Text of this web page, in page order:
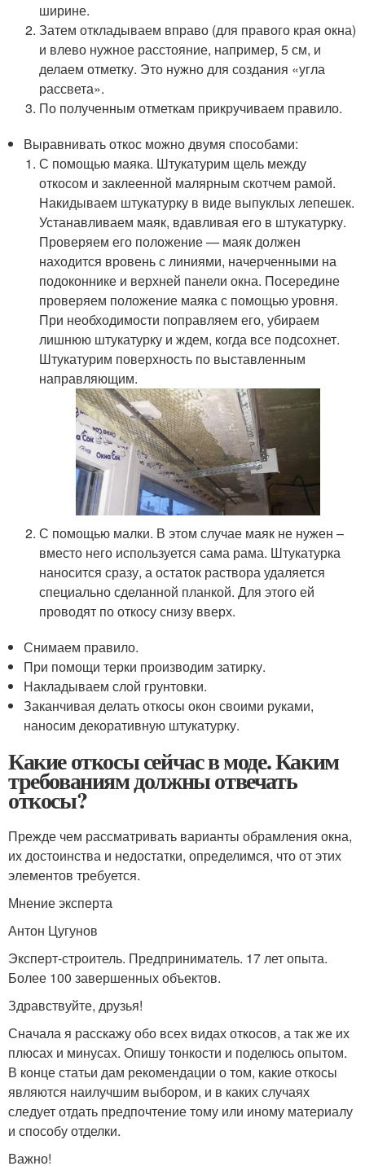
ширине.
Затем откладываем вправо (для правого края окна)
и влево нужное расстояние, например, 5 см, и
делаем отметку. Это нужно для создания «угла
рассвета».
По полученным отметкам прикручиваем правило.
Выравнивать откос можно двумя способами:
С помощью маяка. Штукатурим щель между
откосом и заклеенной малярным скотчем рамой.
Накидываем штукатурку в виде выпуклых лепешек.
Устанавливаем маяк, вдавливая его в штукатурку.
Проверяем его положение — маяк должен
находится вровень с линиями, начерченными на
подоконнике и верхней панели окна. Посередине
проверяем положение маяка с помощью уровня.
При необходимости поправляем его, убираем
лишнюю штукатурку и ждем, когда все подсохнет.
Штукатурим поверхность по выставленным
направляющим.
С помощью малки. В этом случае маяк не нужен –
вместо него используется сама рама. Штукатурка
наносится сразу, а остаток раствора удаляется
специально сделанной планкой. Для этого ей
проводят по откосу снизу вверх.
Снимаем правило.
При помощи терки производим затирку.
Накладываем слой грунтовки.
Заканчивая делать откосы окон своими руками,
наносим декоративную штукатурку.
Какие откосы сейчас в моде. Каким
требованиям должны отвечать
откосы?
Прежде чем рассматривать варианты обрамления окна,
их достоинства и недостатки, определимся, что от этих
элементов требуется.
Мнение эксперта
Антон Цугунов
Эксперт-строитель. Предприниматель. 17 лет опыта.
Более 100 завершенных объектов.
Здравствуйте, друзья!
Сначала я расскажу обо всех видах откосов, а так же их
плюсах и минусах. Опишу тонкости и поделюсь опытом.
В конце статьи дам рекомендации о том, какие откосы
являются наилучшим выбором, и в каких случаях
следует отдать предпочтение тому или иному материалу
и способу отделки.
Важно!